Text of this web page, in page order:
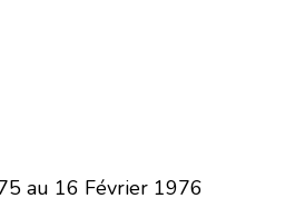
au 16 Février 1976